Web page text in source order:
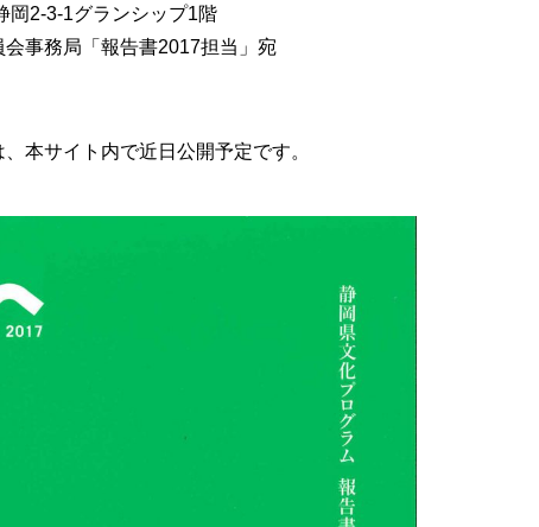
2-3-1グランシップ1階
事務局「報告書2017担当」宛
本サイト内で近日公開予定です。